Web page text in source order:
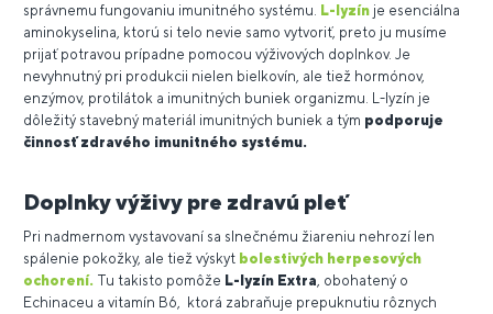
správnemu fungovaniu imunitného systému. L-lyzín je esenciálna
aminokyselina, ktorú si telo nevie samo vytvoriť, preto ju musíme
prijať potravou prípadne pomocou výživových doplnkov. Je
nevyhnutný pri produkcii nielen bielkovín, ale tiež hormónov,
enzýmov, protilátok a imunitných buniek organizmu. L-lyzín je
dôležitý stavebný materiál imunitných buniek a tým podporuje
činnosť zdravého imunitného systému.
Doplnky výživy pre zdravú pleť
Pri nadmernom vystavovaní sa slnečnému žiareniu nehrozí len
spálenie pokožky, ale tiež výskyt bolestivých herpesových
ochorení. Tu takisto pomôže L-lyzín Extra , obohatený o
Echinaceu a vitamín B6, ktorá zabraňuje prepuknutiu rôznych